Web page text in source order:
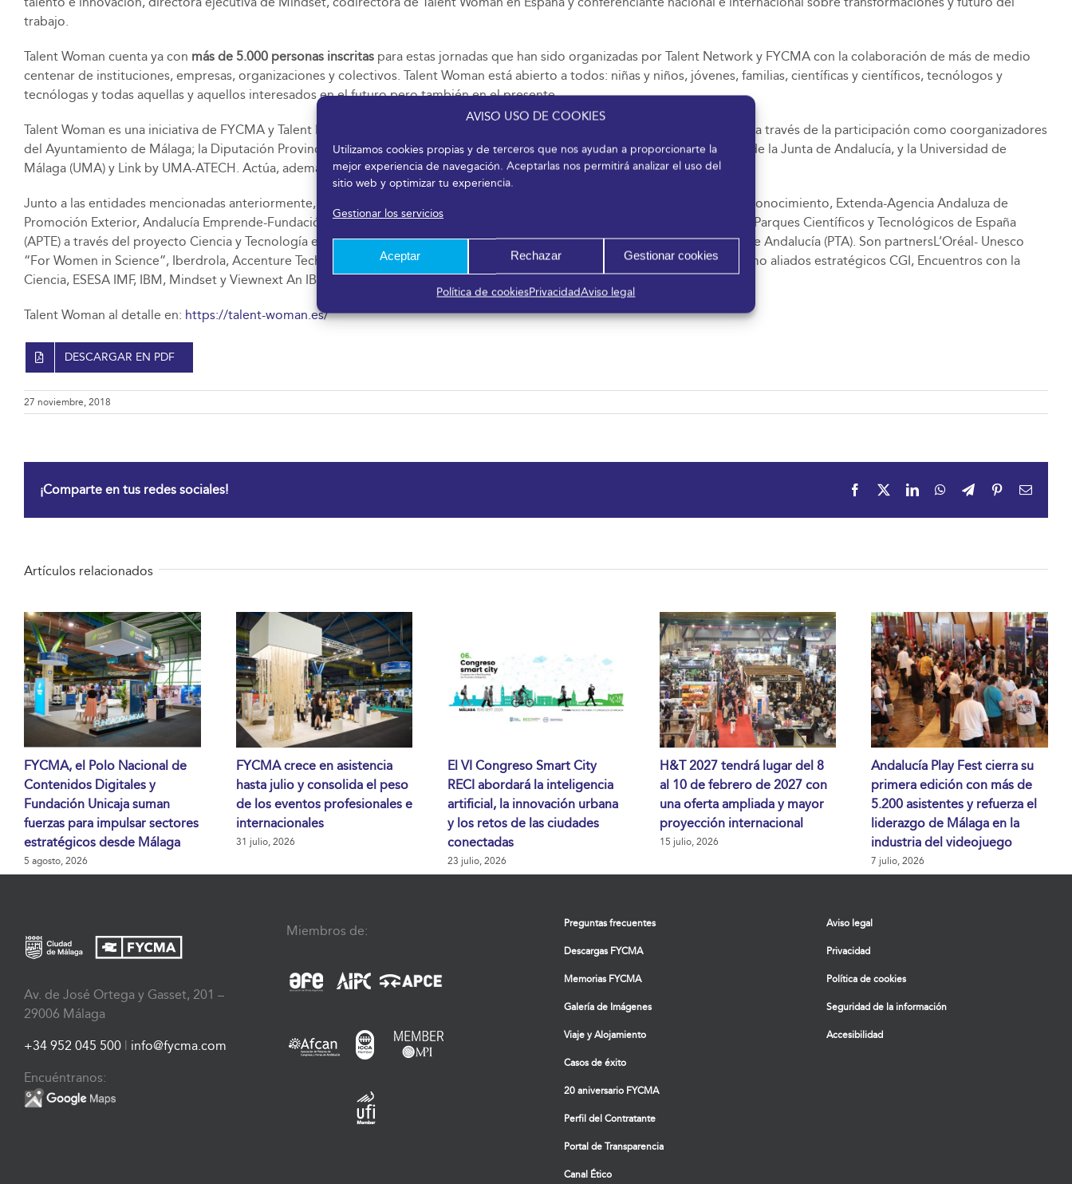
AVISO USO DE COOKIES
Utilizamos cookies propias y de terceros que nos ayudan a proporcionarte la
mejor experiencia de navegación. Aceptarlas nos permitirá analizar el uso del
sitio web y optimizar tu experiencia.
Gestionar los servicios
Aceptar Rechazar Gestionar cookies
Política de cookiesPrivacidadAviso legal
trabajo.
Talent Woman cuenta ya con más de 5.000 personas inscritaspara estas jornadas que han sido organizadas por Talent Network y FYCMA con la colaboración de más de medio
centenar de instituciones, empresas, organizaciones y colectivos. Talent Woman está abierto a todos: niñas y niños, jóvenes, familias, científicas y científicos, tecnólogos y
tecnólogas y todas aquellas y aquellos interesados en el futuro pero también en el presente.
Talent Woman es una iniciativa de FYCMA y Talent Network que cuenta con un importante respaldo institucional y empresarial a través de la participación como coorganizadores
del Ayuntamiento de Málaga; la Diputación Provincial de Málaga; la Consejería de Conocimiento, Investigación y Universidad de la Junta de Andalucía, y la Universidad de
Málaga (UMA) y Link by UMA-ATECH. Actúa, además, como partner premium Fundación Unicaja.
Junto a las entidades mencionadas anteriormente, participan también como partners institucionales la Agencia Andaluza del Conocimiento, Extenda-Agencia Andaluza de
Promoción Exterior, Andalucía Emprende-Fundación Pública Andaluza, Escuela de Organización Industrial (EOI), Asociación de Parques Científicos y Tecnológicos de España
(APTE) a través del proyecto Ciencia y Tecnología en Femenino, Oficina Española de Patentes y Marcas y Parque Tecnológico de Andalucía (PTA). Son partnersL’Oréal- Unesco
“For Women in Science”, Iberdrola, Accenture Technology, Plain Concepts, Sercotel Hotels y Fundación Sando. Colaboran como aliados estratégicos CGI, Encuentros con la
Ciencia, ESESA IMF, IBM, Mindset y Viewnext An IBM Subsidiary.
Talent Woman al detalle en: https://talent-woman.es/
DESCARGAR EN PDF
27 noviembre, 2018
¡Comparte en tus redes sociales! Facebook LinkedInWhatsApp
TelegramPinterestCorreo
Artículos relacionados
FYCMA, el Polo Nacional de
Contenidos Digitales y
Fundación Unicaja suman
fuerzas para impulsar sectores
estratégicos desde Málaga
5 agosto, 2026
FYCMA crece en asistencia
hasta julio y consolida el peso
de los eventos profesionales e
internacionales
31 julio, 2026
El VI Congreso Smart City
RECI abordará la inteligencia
artificial, la innovación urbana
y los retos de las ciudades
conectadas
23 julio, 2026
H&T 2027 tendrá lugar del 8
al 10 de febrero de 2027 con
una oferta ampliada y mayor
proyección internacional
15 julio, 2026
Andalucía Play Fest cierra su
primera edición con más de
5.200 asistentes y refuerza el
liderazgo de Málaga en la
industria del videojuego
7 julio, 2026
Av. de José Ortega y Gasset, 201 –
29006 Málaga
+34 952 045 500 | info@fycma.com
Encuéntranos:
Miembros de: Preguntas frecuentes
Descargas FYCMA
Memorias FYCMA
Galería de Imágenes
Viaje y Alojamiento
Casos de éxito
20 aniversario FYCMA
Perfil del Contratante
Portal de Transparencia
Canal Ético
Aviso legal
Privacidad
Política de cookies
Seguridad de la información
Accesibilidad